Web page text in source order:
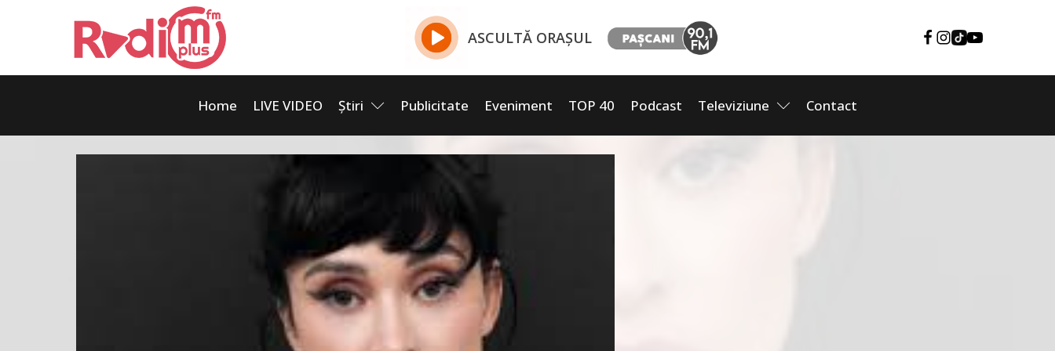
ASCULTĂ ORAȘUL
Home LIVE VIDEO Știri Publicitate Eveniment TOP 40 Podcast Televiziune Contact